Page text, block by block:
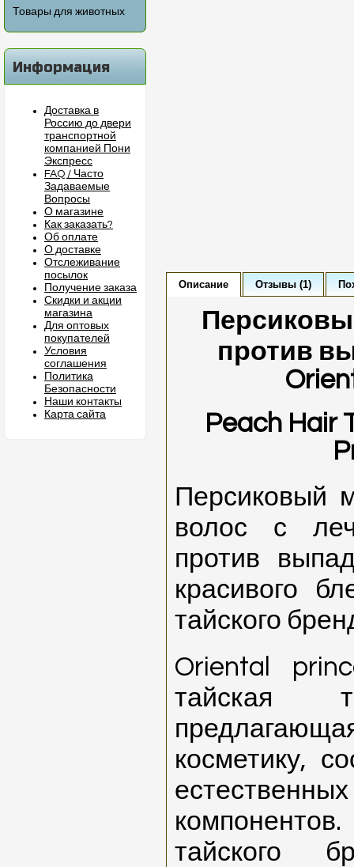
Товары для животных
Информация
Доставка в
Россию до двери
транспортной
компанией Пони
Экспресс
FAQ / Часто
Задаваемые
Вопросы
О магазине
Как заказать?
Об оплате
О доставке
Отслеживание
посылок
Получение заказа
Скидки и акции
магазина
Для оптовых
покупателей
Условия
соглашения
Политика
Безопасности
Наши контакты
Карта сайта
Описание Отзывы (1)
против
Peach Hair
Персиковый
волос с
против
красивого
тайского
Oriental
тайская
косметику,
компонентов.
тайского